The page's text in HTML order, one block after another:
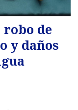
de
y daños